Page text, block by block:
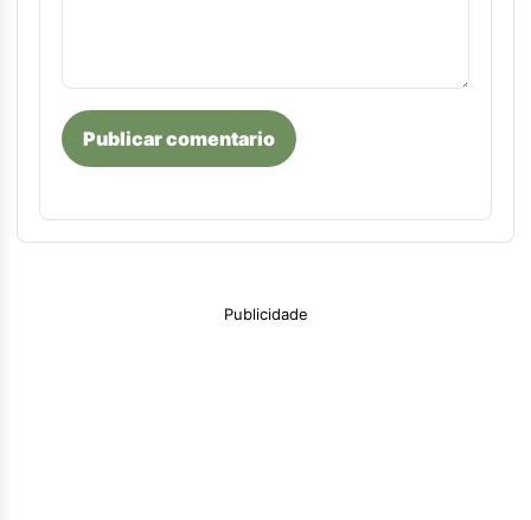
Publicar comentario
Publicidade